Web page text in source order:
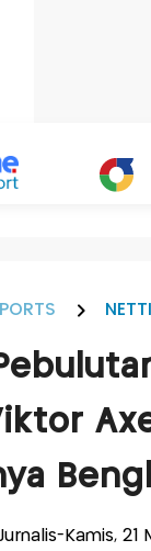
Kamis, 21